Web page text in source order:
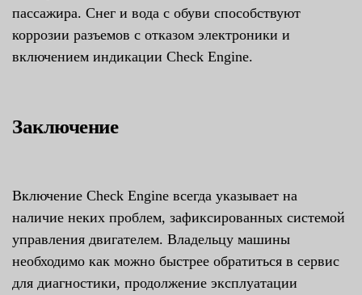
пассажира. Снег и вода с обуви способствуют
коррозии разъемов с отказом электроники и
включением индикации Check Engine.
Заключение
Включение Check Engine всегда указывает на
наличие неких проблем, зафиксированных системой
управления двигателем. Владельцу машины
необходимо как можно быстрее обратиться в сервис
для диагностики, продолжение эксплуатации